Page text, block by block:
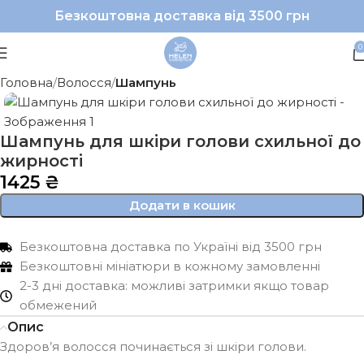
Безкоштовна доставка від 3500 грн
0
Головна Волосся Шампунь
Шампунь для шкіри голови схильної до
жирності
1425 ₴
Додати в кошик
Безкоштовна доставка по Україні від 3500 грн
Безкоштовні мініатюри в кожному замовленні
2-3 дні доставка: можливі затримки якщо товар
обмежений
Опис
Здоров’я волосся починається зі шкіри голови.